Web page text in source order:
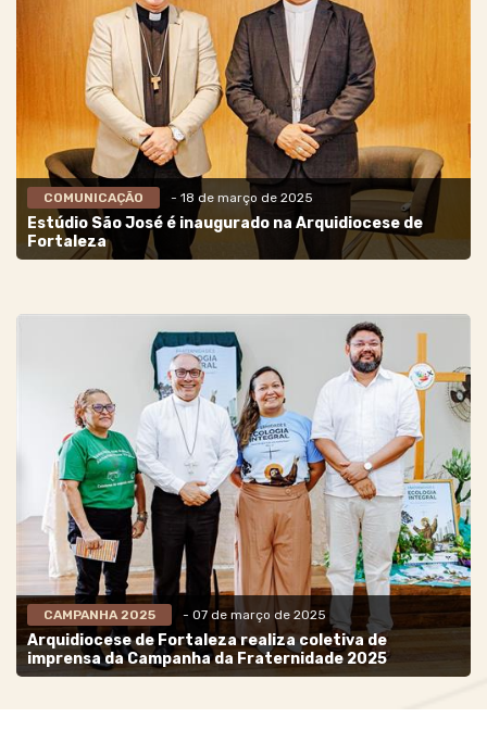
COMUNICAÇÃO - 18 de março de 2025
Estúdio São José é inaugurado na Arquidiocese de
Fortaleza
CAMPANHA 2025 - 07 de março de 2025
Arquidiocese de Fortaleza realiza coletiva de
imprensa da Campanha da Fraternidade 2025